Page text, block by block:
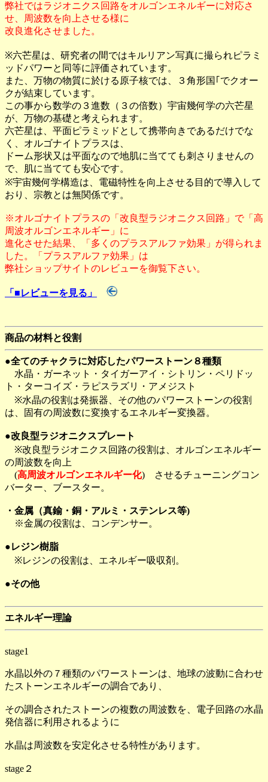
弊社ではラジオニクス回路をオルゴンエネルギーに対応さ
せ、周波数を向上させる様に
改良進化させました。
※六芒星は、研究者の間ではキルリアン写真に撮られピラミ
ッドパワーと同等に評価されています。
また、万物の物質に於ける原子核では、３角形国｢でクオー
クが結束しています。
この事から数学の３進数（３の倍数）宇宙幾何学の六芒星
が、万物の基礎と考えられます。
六芒星は、平面ピラミッドとして携帯向きであるだけでな
く、オルゴナイトプラスは、
ドーム形状又は平面なので地肌に当てても刺さりませんの
で、肌に当てても安心です。
※宇宙幾何学構造は、電磁特性を向上させる目的で導入して
おり、宗教とは無関係です。
※オルゴナイトプラスの「改良型ラジオニクス回路」で「高
周波オルゴンエネルギー」に
進化させた結果、「多くのプラスアルファ効果」が得られま
した。「プラスアルファ効果」は
弊社ショップサイトのレビューを御覧下さい。
「■レビューを見る」
商品の材料と役割
●全てのチャクラに対応したパワーストーン８種類
水晶・ガーネット・タイガーアイ・シトリン・ペリドッ
ト・ターコイズ・ラピスラズリ・アメジスト
※水晶の役割は発振器、その他のパワーストーンの役割
は、固有の周波数に変換するエネルギー変換器。
●改良型ラジオニクスプレート
※改良型ラジオニクス回路の役割は、オルゴンエネルギー
の周波数を向上
(高周波オルゴンエネルギー化) させるチューニングコン
バーター、ブースター。
・金属（真鍮・銅・アルミ・ステンレス等)
※金属の役割は、コンデンサー。
●レジン樹脂
※レジンの役割は、エネルギー吸収剤。
●その他
エネルギー理論
stage1
水晶以外の７種類のパワーストーンは、地球の波動に合わせ
たストーンエネルギーの調合であり、
その調合されたストーンの複数の周波数を、電子回路の水晶
発信器に利用されるように
水晶は周波数を安定化させる特性があります。
stage２